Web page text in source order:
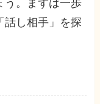
う。まずは一歩
話し相手」を探